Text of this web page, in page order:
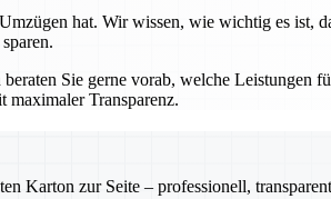
hat. Wir wissen, wie wichtig es ist,
Sie gerne vorab, welche Leistungen
Transparenz.
Karton zur Seite – professionell,